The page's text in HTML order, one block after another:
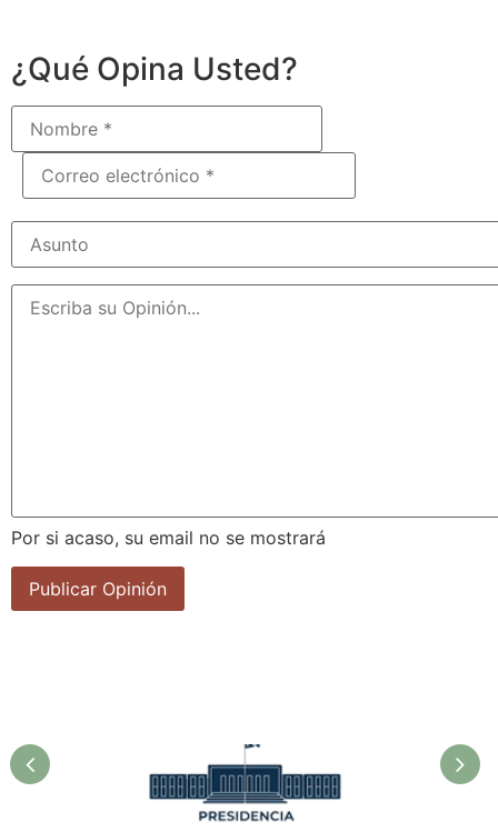
¿Qué Opina Usted?
Por si acaso, su email no se mostrará